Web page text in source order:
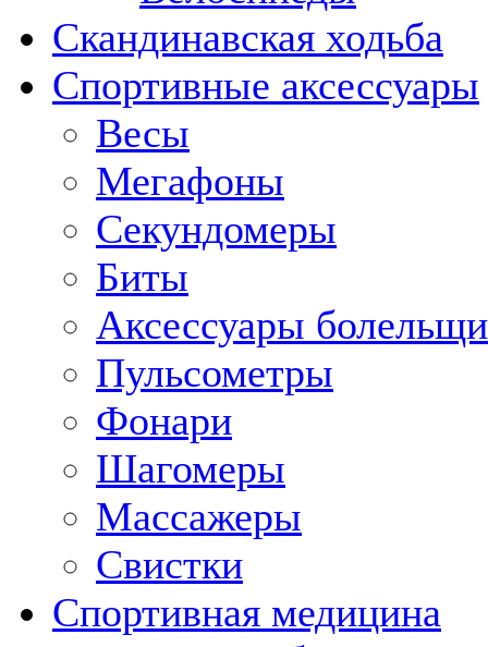
Скандинавская ходьба
Спортивные аксессуары
Весы
Мегафоны
Секундомеры
Биты
Аксессуары
Пульсометры
Фонари
Шагомеры
Массажеры
Свистки
Спортивная медицина